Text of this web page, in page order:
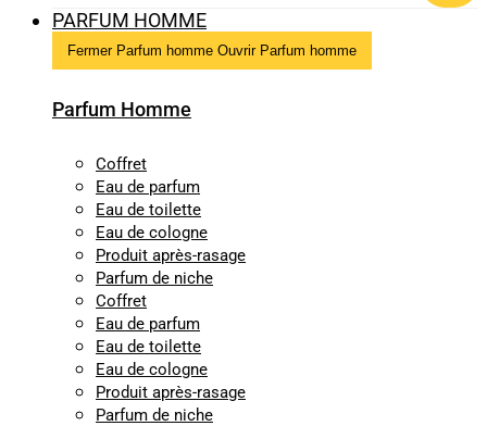
PARFUM HOMME
Fermer Parfum homme Ouvrir Parfum homme
Parfum Homme
Coffret
Eau de parfum
Eau de toilette
Eau de cologne
Produit après-rasage
Parfum de niche
Coffret
Eau de parfum
Eau de toilette
Eau de cologne
Produit après-rasage
Parfum de niche